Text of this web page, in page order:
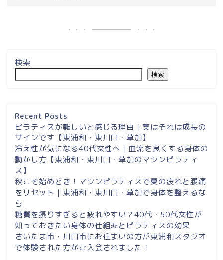
検索
検索
Recent Posts
ピラティスが難しいと感じる理由｜実はそれは成長の
サインです【東浦和・東川口・草加】
冷え性が気になる40代女性へ｜血流を良くする身体の
動かし方【東浦和・東川口・草加のマシンピラティ
ス】
秋こそ始めどき！マシンピラティスで夏の疲れと腰痛
をリセット｜東浦和・東川口・草加で身体を整えるな
ら
糖質を摂りすぎると疲れやすい？40代・50代女性が
知っておきたい身体の仕組みとピラティスの効果
さいたま市・川口市にお住まいの方が東浦和スタジオ
で体験された方がご入会されました！
内
東浦和スタジオ予約
東浦和｜大人女性のための
マシンピラティススタジオ
Instagram